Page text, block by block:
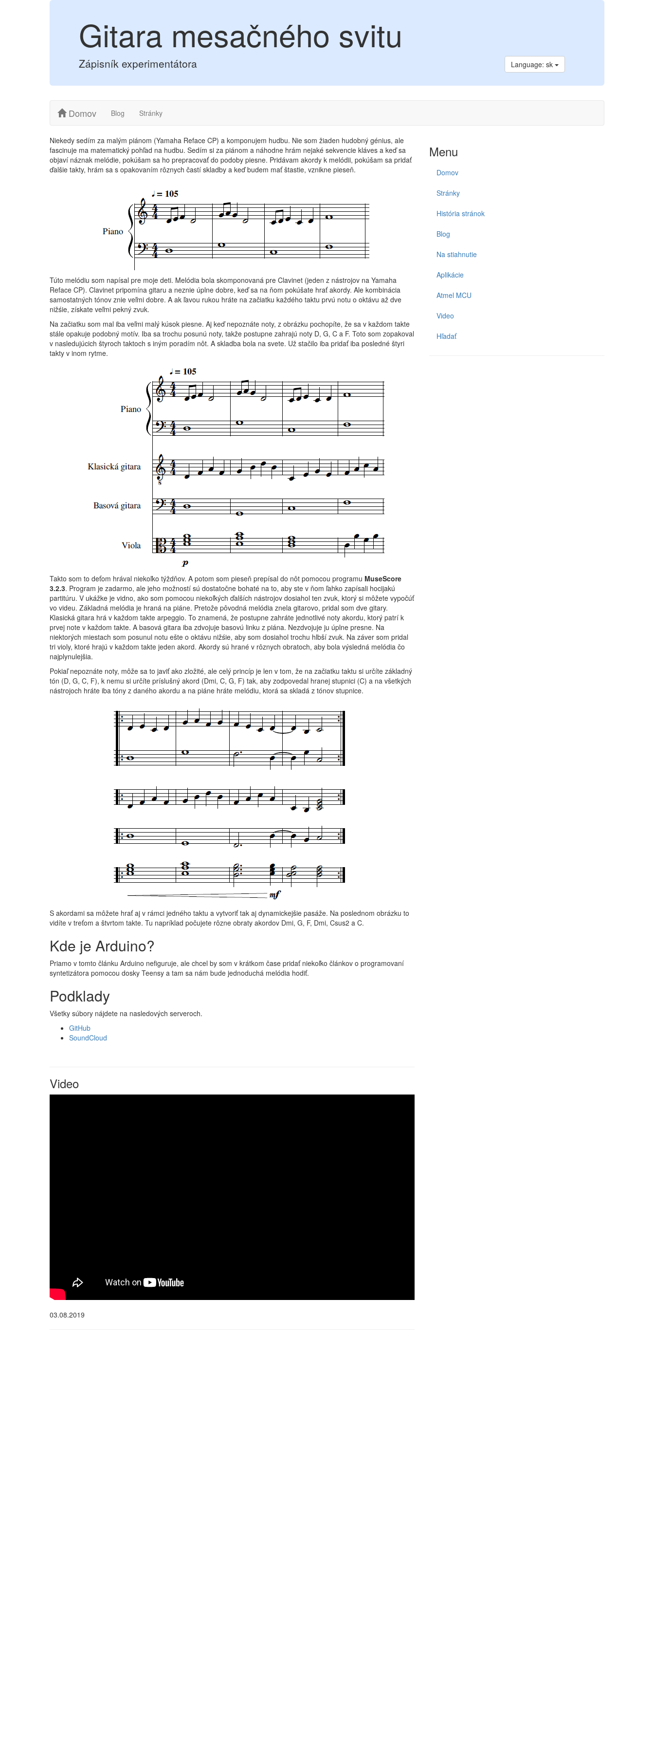
Gitara mesačného svitu
Zápisník experimentátora Language: sk
Domov Blog Stránky
Niekedy sedím za malým piánom (Yamaha Reface CP) a komponujem hudbu. Nie som žiaden hudobný génius, ale
fascinuje ma matematický pohľad na hudbu. Sedím si za piánom a náhodne hrám nejaké sekvencie kláves a keď sa
objaví náznak melódie, pokúšam sa ho prepracovať do podoby piesne. Pridávam akordy k melódii, pokúšam sa pridať
ďalšie takty, hrám sa s opakovaním rôznych častí skladby a keď budem mať štastie, vznikne pieseň.
Túto melódiu som napísal pre moje deti. Melódia bola skomponovaná pre Clavinet (jeden z nástrojov na Yamaha
Reface CP). Clavinet pripomína gitaru a neznie úplne dobre, keď sa na ňom pokúšate hrať akordy. Ale kombinácia
samostatných tónov znie veľmi dobre. A ak ľavou rukou hráte na začiatku každého taktu prvú notu o oktávu až dve
nižśie, získate veľmi pekný zvuk.
Na začiatku som mal iba veľmi malý kúsok piesne. Aj keď nepoznáte noty, z obrázku pochopíte, že sa v každom takte
stále opakuje podobný motív. Iba sa trochu posunú noty, takže postupne zahrajú noty D, G, C a F. Toto som zopakoval
v nasledujúcich štyroch taktoch s iným poradím nôt. A skladba bola na svete. Už stačilo iba pridať iba posledné štyri
takty v inom rytme.
Takto som to deťom hrával niekoľko týždňov. A potom som pieseň prepísal do nôt pomocou programu MuseScore
3.2.3. Program je zadarmo, ale jeho možností sú dostatočne bohaté na to, aby ste v ňom ľahko zapísali hocijakú
partitúru. V ukážke je vidno, ako som pomocou niekoľkých ďalších nástrojov dosiahol ten zvuk, ktorý si môžete vypočúť
vo videu. Základná melódia je hraná na piáne. Pretože pôvodná melódia znela gitarovo, pridal som dve gitary.
Klasická gitara hrá v každom takte arpeggio. To znamená, že postupne zahráte jednotlivé noty akordu, ktorý patrí k
prvej note v každom takte. A basová gitara iba zdvojuje basovú linku z piána. Nezdvojuje ju úplne presne. Na
niektorých miestach som posunul notu ešte o oktávu nižśie, aby som dosiahol trochu hlbší zvuk. Na záver som pridal
tri violy, ktoré hrajú v každom takte jeden akord. Akordy sú hrané v rôznych obratoch, aby bola výsledná melódia čo
najplynulejšia.
Pokiaľ nepoznáte noty, môže sa to javiť ako zložité, ale celý princíp je len v tom, že na začiatku taktu si určíte základný
tón (D, G, C, F), k nemu si určíte príslušný akord (Dmi, C, G, F) tak, aby zodpovedal hranej stupnici (C) a na všetkých
nástrojoch hráte iba tóny z daného akordu a na piáne hráte melódiu, ktorá sa skladá z tónov stupnice.
S akordami sa môžete hrať aj v rámci jedného taktu a vytvoriť tak aj dynamickejšie pasáže. Na poslednom obrázku to
vidíte v treťom a štvrtom takte. Tu napríklad počujete rôzne obraty akordov Dmi, G, F, Dmi, Csus2 a C.
Kde je Arduino?
Priamo v tomto článku Arduino nefiguruje, ale chcel by som v krátkom čase pridať niekoľko článkov o programovaní
syntetizátora pomocou dosky Teensy a tam sa nám bude jednoduchá melódia hodiť.
Podklady
Všetky súbory nájdete na nasledových serveroch.
GitHub
SoundCloud
Video
03.08.2019
Menu
Domov
Stránky
História stránok
Blog
Na stiahnutie
Aplikácie
Atmel MCU
Video
Hľadať